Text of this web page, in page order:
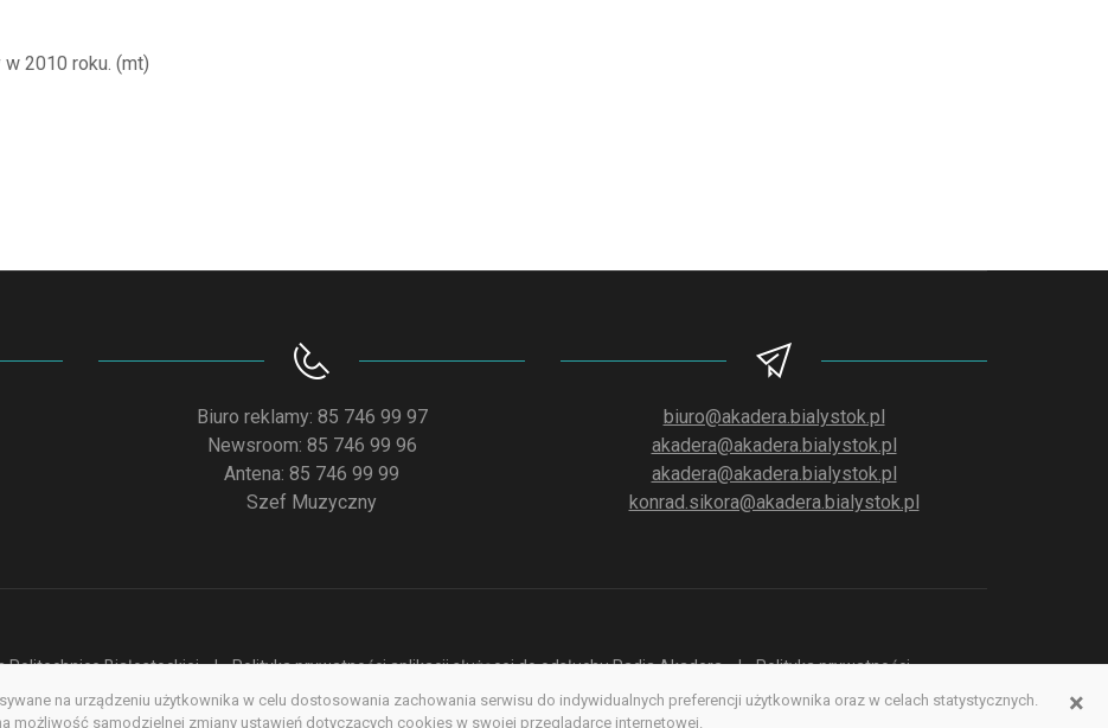
2010 roku. (mt)
Biuro reklamy: 85 746 99 97
Newsroom: 85 746 99 96
Antena: 85 746 99 99
Szef Muzyczny
biuro@akadera.bialystok.pl
akadera@akadera.bialystok.pl
akadera@akadera.bialystok.pl
konrad.sikora@akadera.bialystok.pl
Politechnice Białostockiej Polityka prywatności aplikacji służącej do odsłuchu Radia Akadera
Polityka prywatności
Deklaracja dostępności
Redakcja serwisu www Poprzednia wersja serwisu www ×
na urządzeniu użytkownika w celu dostosowania zachowania serwisu do indywidualnych preferencji użytkownika oraz w celach statystycznych.
możliwość samodzielnej zmiany ustawień dotyczących cookies w swojej przeglądarce internetowej.